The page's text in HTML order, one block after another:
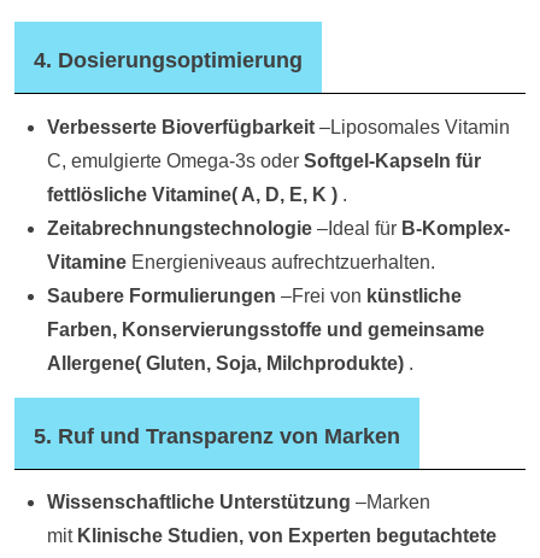
4. Dosierungsoptimierung
Verbesserte Bioverfügbarkeit –Liposomales Vitamin
C, emulgierte Omega-3s oderSoftgel-Kapseln für
fettlösliche Vitamine( A, D, E, K ) .
Zeitabrechnungstechnologie –Ideal für B-Komplex-
Vitamine Energieniveaus aufrechtzuerhalten.
Saubere Formulierungen –Frei von künstliche
Farben, Konservierungsstoffe und gemeinsame
Allergene(Gluten, Soja, Milchprodukte) .
5. Ruf und Transparenz von Marken
Wissenschaftliche Unterstützung –Marken
mit Klinische Studien, von Experten begutachtete